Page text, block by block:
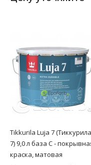
Tikkurila Luja 7
7) 9,0 л база C -
краска, матовая